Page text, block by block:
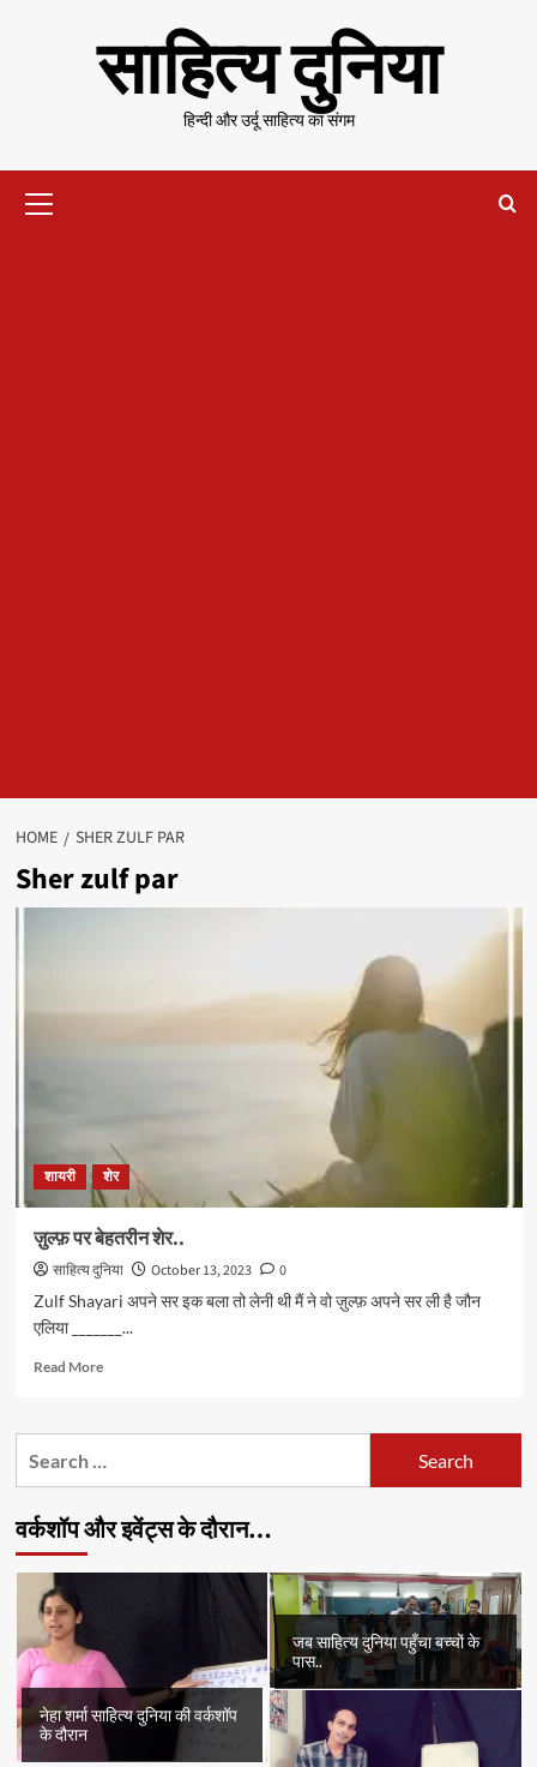
साहित्य दुनिया
हिन्दी और उर्दू साहित्य का संगम
Menu
HOME SHER ZULF PAR
Sher zulf par
शायरी शेर
ज़ुल्फ़ पर बेहतरीन शेर..
साहित्य दुनिया October 13, 2023
0
Zulf Shayari अपने सर इक बला तो लेनी थी मैं ने वो ज़ुल्फ़ अपने सर ली है जौन
एलिया _______...
Read MoreRead
ज़ुल्फ़
वर्कशॉप और इवेंट्स के दौरान…
नेहा शर्मा साहित्य दुनिया की वर्कशॉप
के दौरान
जब साहित्य दुनिया पहुँचा बच्चों के
पास..